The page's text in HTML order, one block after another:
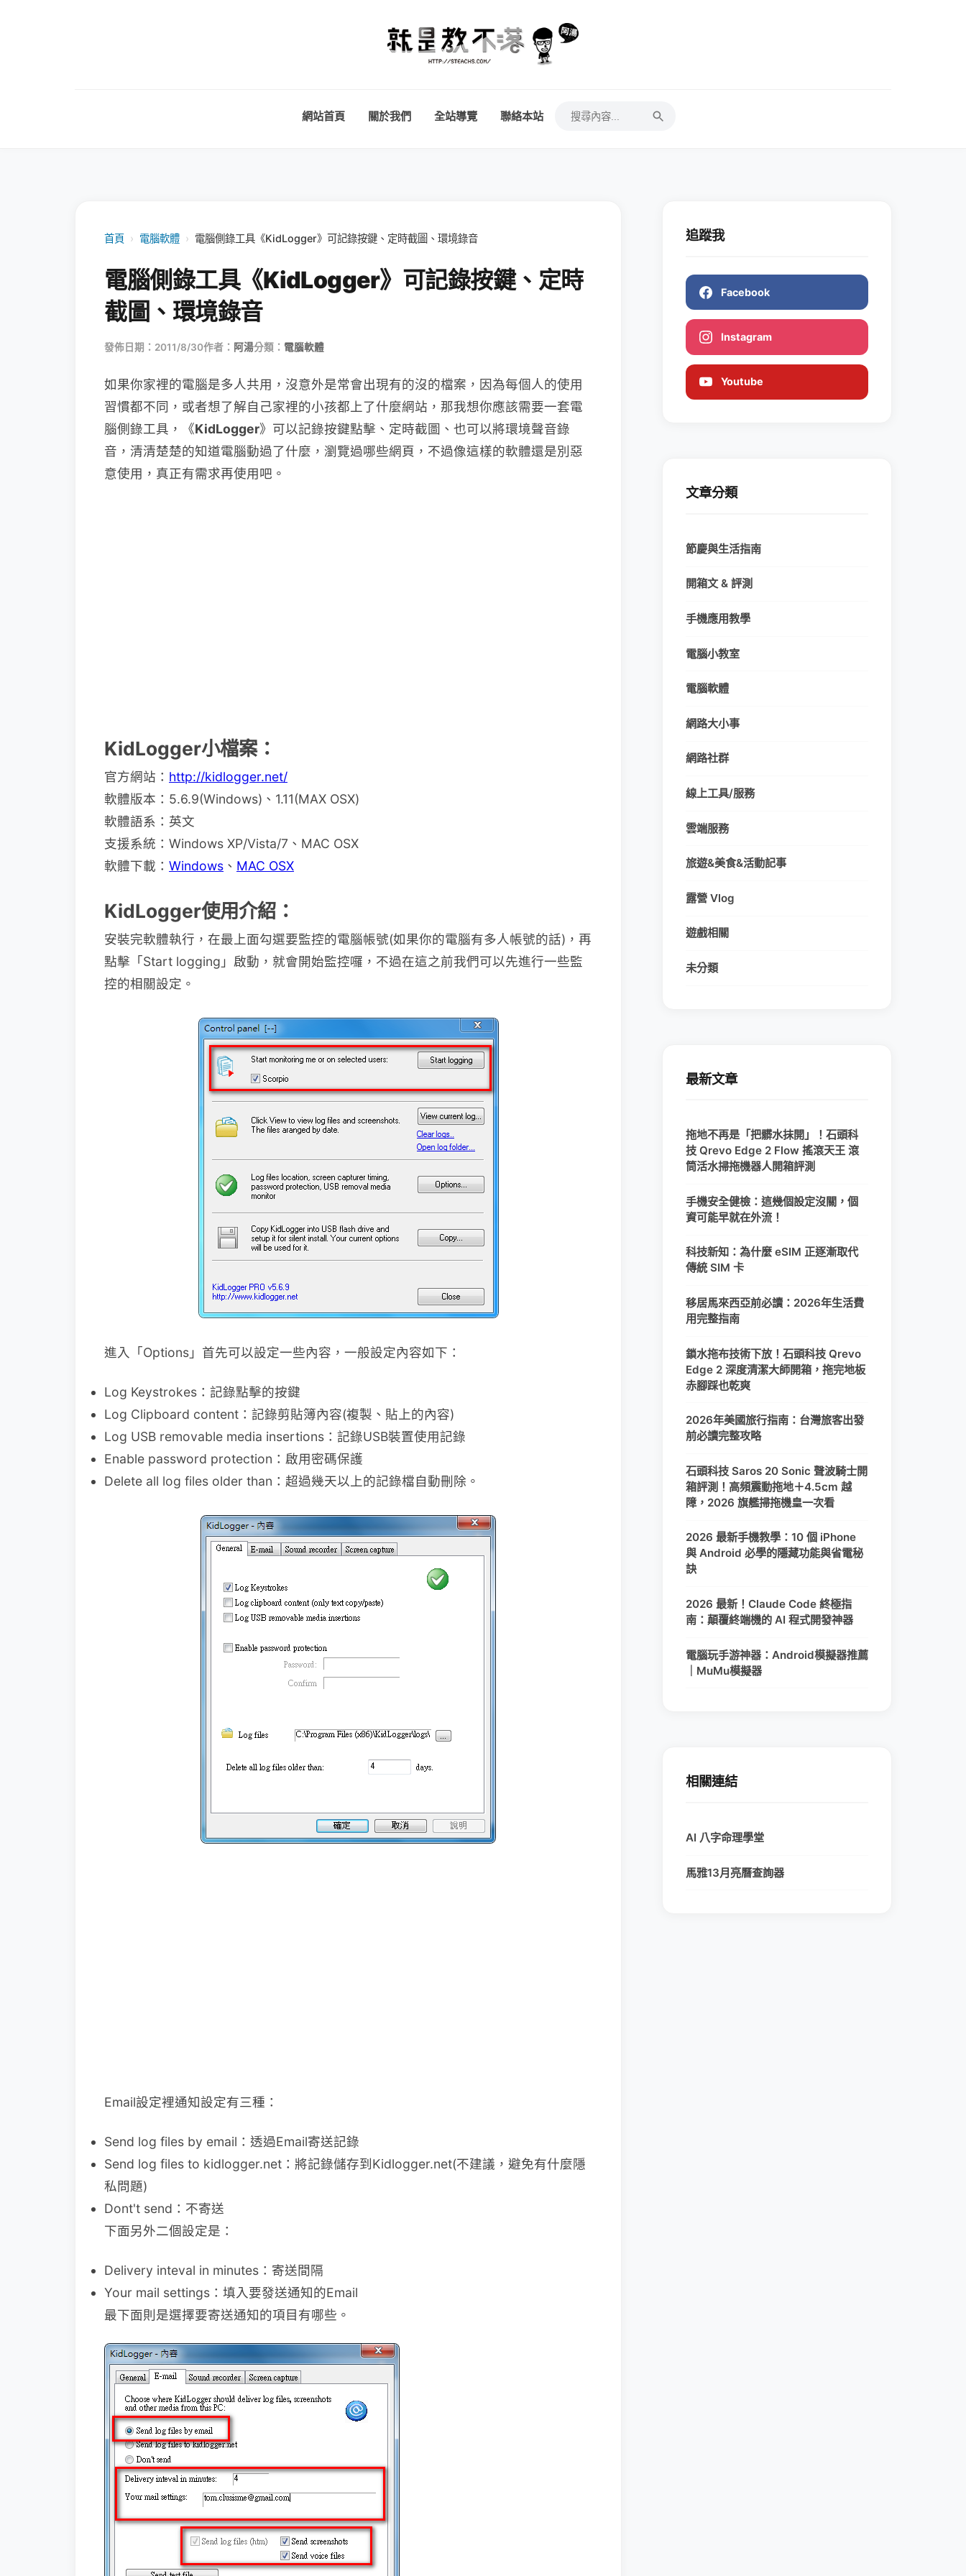
網站首頁 關於我們 全站導覽 聯絡本站
首頁 › 電腦軟體 › 電腦側錄工具《KidLogger》可記錄按鍵、定時截圖、環境錄音
電腦側錄工具《KidLogger》可記錄按鍵、定時
截圖、環境錄音
發佈日期：2011/8/30作者： 阿湯分類： 電腦軟體
如果你家裡的電腦是多人共用，沒意外是常會出現有的沒的檔案，因為每個人的使用
習慣都不同，或者想了解自己家裡的小孩都上了什麼網站，那我想你應該需要一套電
腦側錄工具，《KidLogger》可以記錄按鍵點擊、定時截圖、也可以將環境聲音錄
音，清清楚楚的知道電腦動過了什麼，瀏覽過哪些網頁，不過像這樣的軟體還是別惡
意使用，真正有需求再使用吧。
KidLogger小檔案：
官方網站： http://kidlogger.net/
軟體版本：5.6.9(Windows)、1.11(MAX OSX)
軟體語系：英文
支援系統：Windows XP/Vista/7、MAC OSX
軟體下載： Windows 、 MAC OSX
KidLogger使用介紹：
安裝完軟體執行，在最上面勾選要監控的電腦帳號(如果你的電腦有多人帳號的話)，再
點擊「Start logging」啟動，就會開始監控囉，不過在這之前我們可以先進行一些監
控的相關設定。
進入「Options」首先可以設定一些內容，一般設定內容如下：
Log Keystrokes：記錄點擊的按鍵
Log Clipboard content：記錄剪貼簿內容(複製、貼上的內容)
Log USB removable media insertions：記錄USB裝置使用記錄
Enable password protection：啟用密碼保護
Delete all log files older than：超過幾天以上的記錄檔自動刪除。
Email設定裡通知設定有三種：
Send log files by email：透過Email寄送記錄
Send log files to kidlogger.net：將記錄儲存到Kidlogger.net(不建議，避免有什麼隱
私問題)
Dont't send：不寄送
下面另外二個設定是：
Delivery inteval in minutes：寄送間隔
Your mail settings：填入要發送通知的Email
最下面則是選擇要寄送通知的項目有哪些。
追蹤我
Facebook
Instagram
Youtube
文章分類
節慶與生活指南
開箱文 & 評測
手機應用教學
電腦小教室
電腦軟體
網路大小事
網路社群
線上工具/服務
雲端服務
旅遊&美食&活動記事
露營 Vlog
遊戲相關
未分類
最新文章
拖地不再是「把髒水抹開」！石頭科
技 Qrevo Edge 2 Flow 搖滾天王 滾
筒活水掃拖機器人開箱評測
手機安全健檢：這幾個設定沒關，個
資可能早就在外流！
科技新知：為什麼 eSIM 正逐漸取代
傳統 SIM 卡
移居馬來西亞前必讀：2026年生活費
用完整指南
鎖水拖布技術下放！石頭科技 Qrevo
Edge 2 深度清潔大師開箱，拖完地板
赤腳踩也乾爽
2026年美國旅行指南：台灣旅客出發
前必讀完整攻略
石頭科技 Saros 20 Sonic 聲波騎士開
箱評測！高頻震動拖地＋4.5cm 越
障，2026 旗艦掃拖機皇一次看
2026 最新手機教學：10 個 iPhone
與 Android 必學的隱藏功能與省電秘
訣
2026 最新！Claude Code 終極指
南：顛覆終端機的 AI 程式開發神器
電腦玩手游神器：Android模擬器推薦
｜MuMu模擬器
相關連結
AI 八字命理學堂
馬雅13月亮曆查詢器